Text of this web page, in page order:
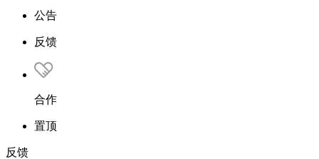
公告
反馈
合作
置顶
反馈